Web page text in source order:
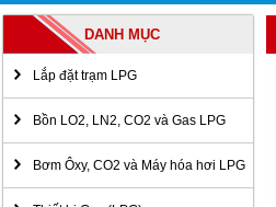
DANH MỤC
Lắp đặt trạm LPG
Bồn LO2, LN2, CO2 và Gas LPG
Bơm Ôxy, CO2 và Máy hóa hơi LPG